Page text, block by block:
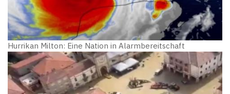
Hurrikan Milton: Eine Nation in Alarmbereitschaft